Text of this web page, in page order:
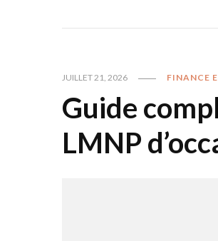
JUILLET 21, 2026 FINANCE
Guide
LMNP